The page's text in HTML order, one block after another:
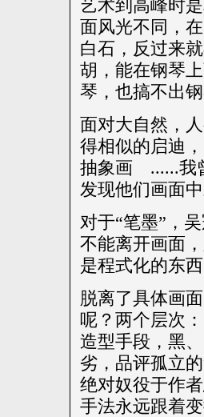
艺术到高峰时
面风光不同，
白石，反过来
胡，能在钢琴
琴，也搞不出
面对大自然，
得相似的启迪
抽象画 ......我
发现他们画面
对于“笔墨”，
不能离开画面
是程式化的东
脱离了具体画
呢？两个层次
造型手段，黑
劣，品评孤立
绝对奴役于作
手法永远跟着